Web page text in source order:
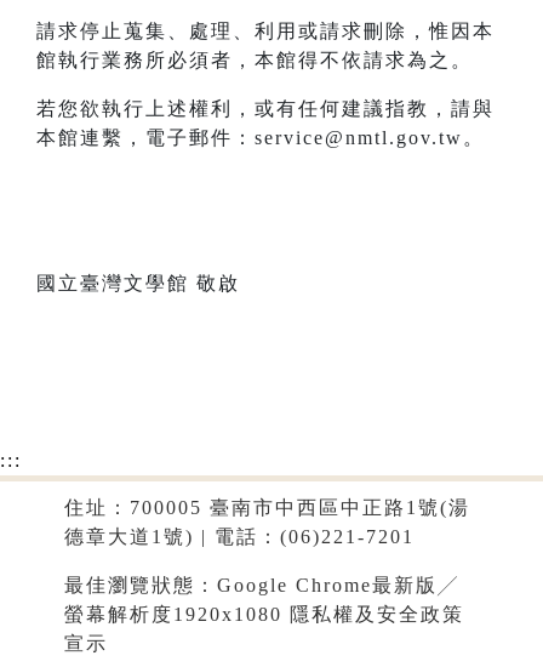
請求停止蒐集、處理、利用或請求刪除，惟因本
館執行業務所必須者，本館得不依請求為之。
若您欲執行上述權利，或有任何建議指教，請與
本館連繫，電子郵件：service@nmtl.gov.tw。
國立臺灣文學館 敬啟
:::
住址：700005 臺南市中西區中正路1號(湯
德章大道1號) | 電話：(06)221-7201
最佳瀏覽狀態：Google Chrome最新版╱
螢幕解析度1920x1080 隱私權及安全政策
宣示